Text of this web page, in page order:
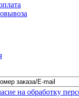
на обработку